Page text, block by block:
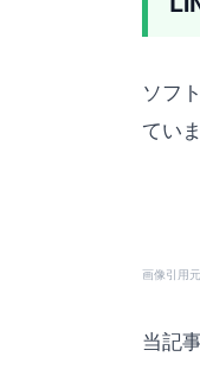
ソフ
てい
画像引用
当記